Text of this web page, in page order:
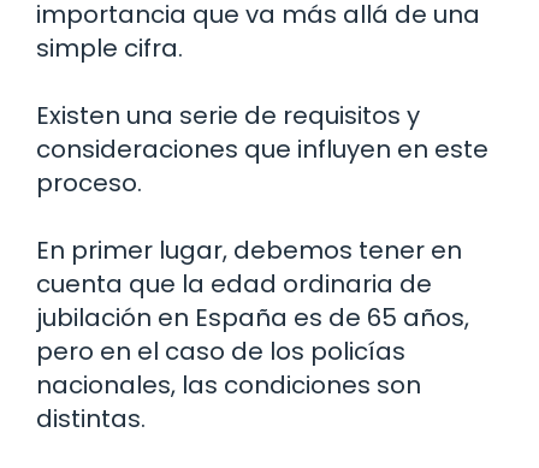
importancia que va más allá de una
simple cifra.
Existen una serie de requisitos y
consideraciones que influyen en este
proceso.
En primer lugar, debemos tener en
cuenta que la edad ordinaria de
jubilación en España es de 65 años,
pero en el caso de los policías
nacionales, las condiciones son
distintas.